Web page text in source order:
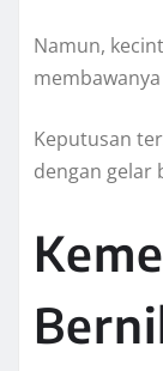
Namun,
Keputusan
dengan gelar